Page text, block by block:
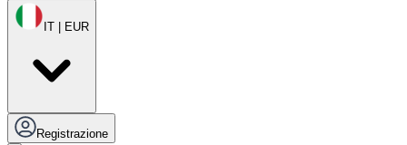
IT | EUR
Registrazione